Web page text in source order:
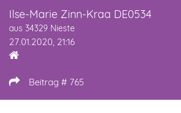
Ilse-Marie Zinn-Kraa DE0534
aus 34329 Nieste
27.01.2020, 21:16
Beitrag # 765